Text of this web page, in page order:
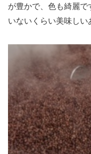
が豊かで、色も綺麗
いないくらい美味しい